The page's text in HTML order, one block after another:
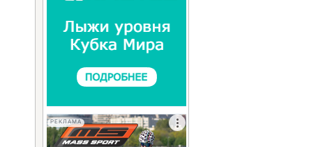
РЕКЛАМА